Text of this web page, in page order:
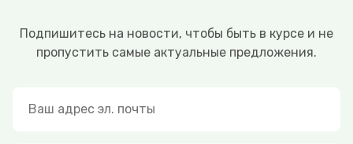
Подпишитесь на новости, чтобы быть в курсе и не
пропустить самые актуальные предложения.